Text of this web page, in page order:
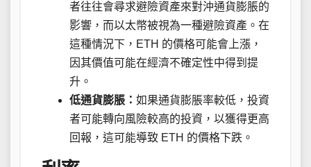
者往往會尋求避險資產來對沖通貨膨脹的
影響，而以太幣被視為一種避險資產。在
這種情況下，ETH 的價格可能會上漲，
因其價值可能在經濟不確定性中得到提
升。
低通貨膨脹： 如果通貨膨脹率較低，投資
者可能轉向風險較高的投資，以獲得更高
回報，這可能導致 ETH 的價格下跌。